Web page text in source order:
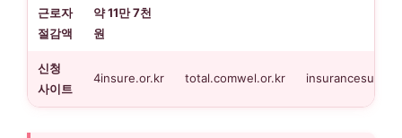
근로자
절감액
약 11만 7천
원
신청
사이트
4insure.or.kr total.comwel.or.kr